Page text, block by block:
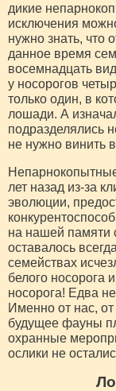
дикие
исключения
нужно знать, что
данное время
восемнадцать
у носорогов
только один, в
лошади. А
подразделялись
не нужно винить
лет назад из-за
эволюции,
на нашей памяти
оставалось
семействах
белого носорога
носорога! Едва
Именно от нас,
будущее фауны
охранные
ослики не